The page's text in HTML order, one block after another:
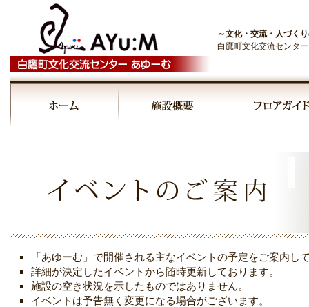
～文化・交流・人づく
白鷹町文化交流センタ
「あゆーむ」で開催される主なイベントの予定をご案内し
詳細が決定したイベントから随時更新しております。
施設の空き状況を示したものではありません。
イベントは予告無く変更になる場合がございます。